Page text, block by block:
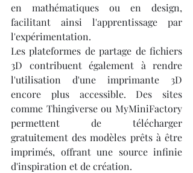
en mathématiques ou en design,
facilitant ainsi l'apprentissage par
l'expérimentation.
Les plateformes de partage de fichiers
3D contribuent également à rendre
l'utilisation d'une imprimante 3D
encore plus accessible. Des sites
comme Thingiverse ou MyMiniFactory
permettent de télécharger
gratuitement des modèles prêts à être
imprimés, offrant une source infinie
d'inspiration et de création.